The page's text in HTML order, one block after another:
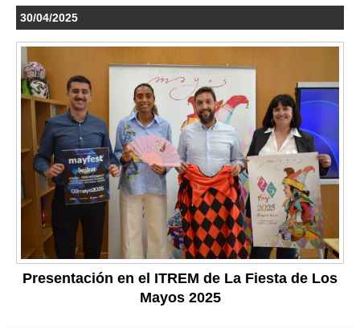
30/04/2025
Presentación en el ITREM de La Fiesta de Los
Mayos 2025